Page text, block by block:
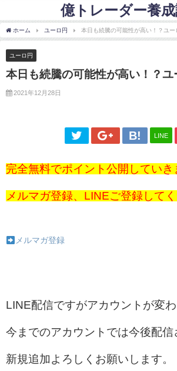
億トレーダー養
ホーム ユーロ円 本日も続騰の可能性が高い！？ユー
ユーロ円
本日も続騰の可能性が高い！？ユ
2021年12月28日
LINE
完全無料でポイント公開していき
メルマガ登録、LINEご登録してく
メルマガ登録
LINE配信ですがアカウントが変わ
今までのアカウントでは今後配
新規追加よろしくお願いします。